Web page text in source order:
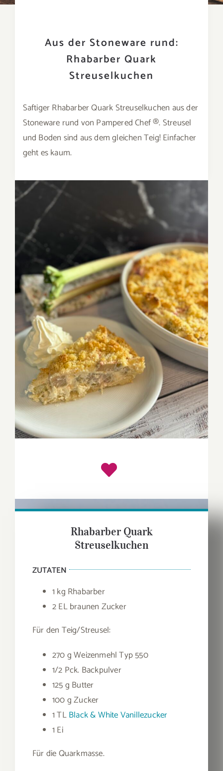
Aus der Stoneware rund:
Rhabarber Quark
Streuselkuchen
Saftiger Rhabarber Quark Streuselkuchen aus der
Stoneware rund von Pampered Chef ®️. Streusel
und Boden sind aus dem gleichen Teig! Einfacher
geht es kaum.
Rhabarber Quark
Streuselkuchen
ZUTATEN
1 kg Rhabarber
2 EL braunen Zucker
Für den Teig/Streusel:
270 g Weizenmehl Typ 550
1/2 Pck. Backpulver
125 g Butter
100 g Zucker
1 TLBlack & White Vanillezucker
1 Ei
Für die Quarkmasse.